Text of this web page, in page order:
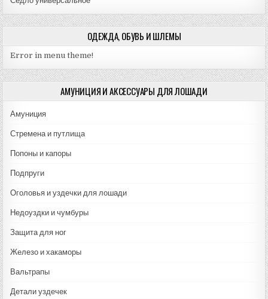
ОДЕЖДА, ОБУВЬ И ШЛЕМЫ
Error in menu theme!
АМУНИЦИЯ И АКСЕССУАРЫ ДЛЯ ЛОШАДИ
Амуниция
Стремена и путлища
Попоны и капоры
Подпруги
Оголовья и уздечки для лошади
Недоуздки и чумбуры
Защита для ног
Железо и хакаморы
Вальтрапы
Детали уздечек